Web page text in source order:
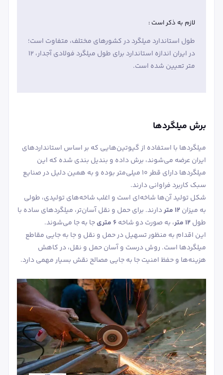
لازم به ذکر است :
طول استاندارد میلگرد در کشورهای مختلف، متفاوت است؛
در ایران اندازه استاندارد برای طول میلگرد فولادی آجدار، 12
متر تعیین شده است.
برش میلگردها
میلگردها با استفاده از گیوتین‌هایی که بر اساس استانداردهای
ایران عرضه می‌شوند، برش داده و بندیل ‌بندی شده که این
میلگردها دارای قطر ۱۰ میلی‌متر بوده و به همین دلیل در صنایع
سبک کاربرد فراوانی دارند.
شکل تولید آن‌ها شاخه‌ای است و اغلب شاخه‌های تولیدی، طولی
به میزان۱۲ متر
دارند. برای حمل ‌و نقل آسان‌تر، میلگردهای ساده با
طول۱۲ متر ، به صورت دو شاخه۶ متری
جا به‌ جا می‌شوند.
این اقدام به منظور تسهیل در حمل‌ و نقل و جا به‌ جایی مقاطع
میلگردها است. روش درست و آسان حمل ‌و نقل، در کاهش
هزینه‌ها و حفظ امنیت جا به‌ جایی مصالح نقش بسیار مهمی دارد.